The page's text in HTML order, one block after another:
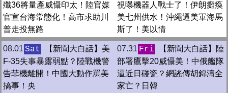
殲36將量產威懾印太！陸官媒
官宣台海常態化！高市求助川
普走投無路
視曝機器人戰士了！伊朗癱瘓
美七州供水！沖繩逼美軍海馬
斯了！美以情
08.01 Sat
【新聞大白話】美
F-35失事暴露弱點？陸戰機警
告菲機離開！中國大動作罵美
搞事！央
07.31 Fri
【新聞大白話】陸
部署鷹擊20威懾美！中俄艦隊
逼近日碰瓷？網謠傳胡錦濤全
家亡？日韓